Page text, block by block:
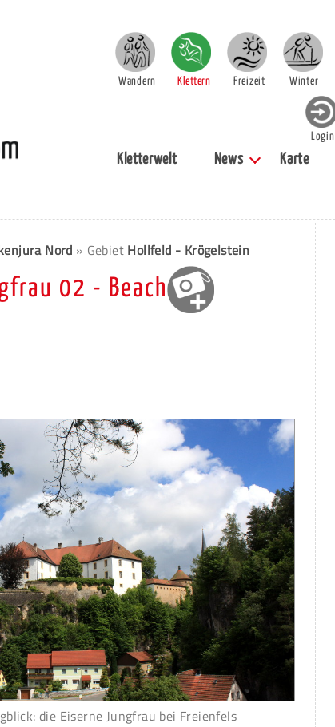
Wandern Klettern Freizeit Winter
Login
Kletterwelt News Karte
Nord » Gebiet Hollfeld - Krögelstein
02 - Beach
die Eiserne Jungfrau bei Freienfels